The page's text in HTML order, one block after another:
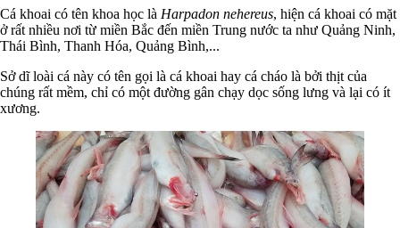
Cá khoai có tên khoa học là Harpadon nehereus, hiện cá khoai có mặt
ở rất nhiều nơi từ miền Bắc đến miền Trung nước ta như Quảng Ninh,
Thái Bình, Thanh Hóa, Quảng Bình,...
Sở dĩ loài cá này có tên gọi là cá khoai hay cá cháo là bởi thịt của
chúng rất mềm, chỉ có một đường gân chạy dọc sống lưng và lại có ít
xương.